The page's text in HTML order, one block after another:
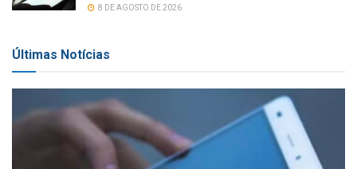
8 DE AGOSTO DE 2026
Últimas Notícias